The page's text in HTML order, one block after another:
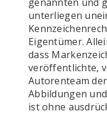
unterliegen
Eigentümer.
dass
veröffentlichte,
Autorenteam
Abbildungen
ist ohne